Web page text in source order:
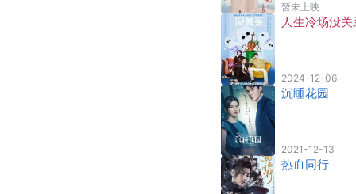
暂未上映
人生冷场没关
2024-12-06
沉睡花园
2021-12-13
热血同行